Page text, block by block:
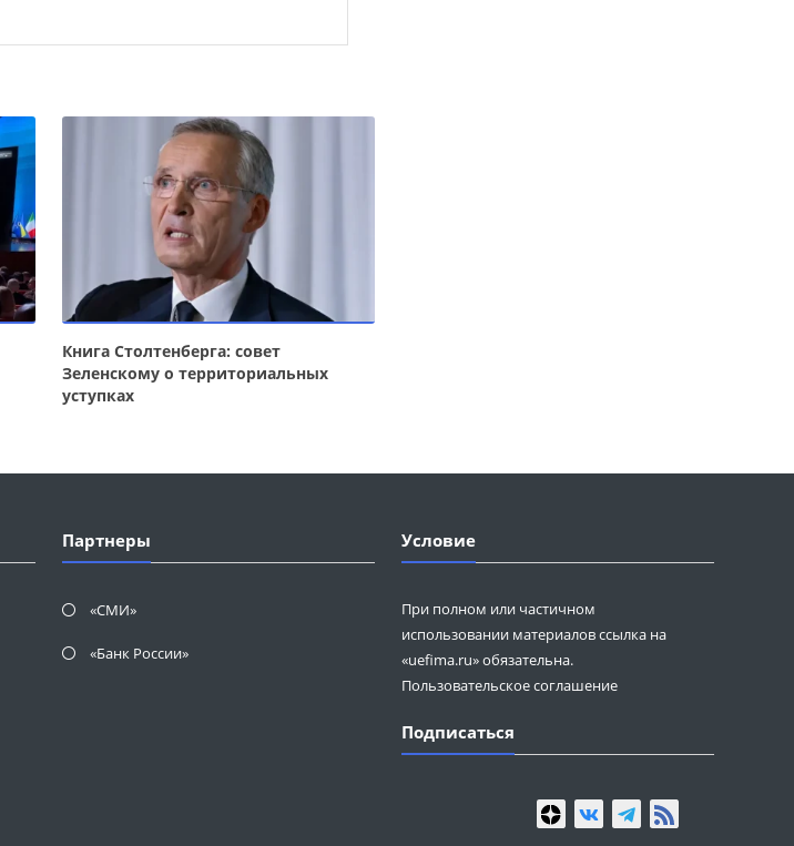
Книга Столтенберга: совет
Зеленскому о территориальных
уступках
Партнеры
«СМИ»
«Банк России»
Условие
При полном или частичном
использовании материалов ссылка на
«uefima.ru» обязательна.
Пользовательское соглашение
Подписаться